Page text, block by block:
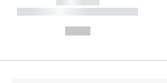
----------- ----------- ----------